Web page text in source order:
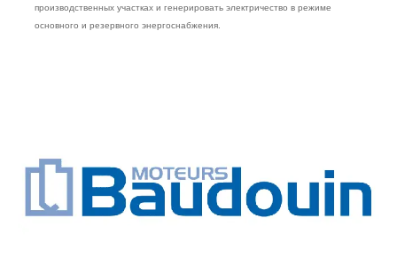
производственных участках и генерировать электричество в режиме
основного и резервного энергоснабжения.